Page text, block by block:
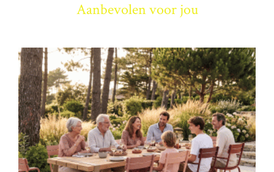
Aanbevolen voor jou